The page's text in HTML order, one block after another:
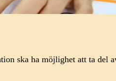
ska ha möjlighet att ta del